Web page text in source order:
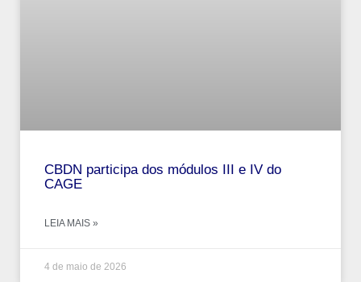
CBDN participa dos módulos III e IV do
CAGE
LEIA MAIS »
4 de maio de 2026